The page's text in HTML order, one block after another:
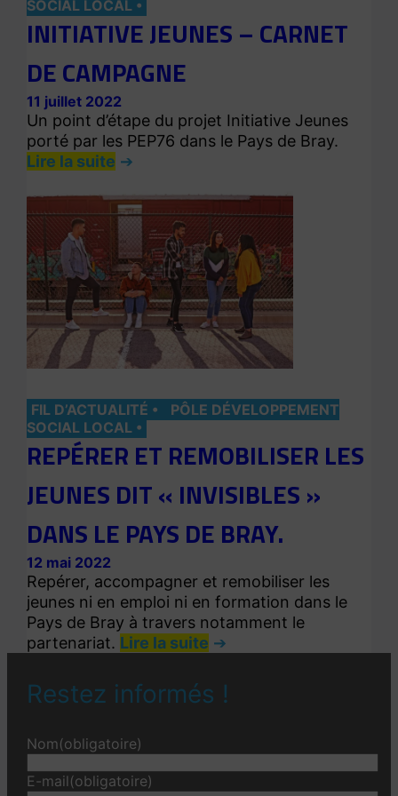
SOCIAL LOCAL
INITIATIVE JEUNES – CARNET
DE CAMPAGNE
11 juillet 2022
Un point d’étape du projet Initiative Jeunes
porté par les PEP76 dans le Pays de Bray.
Lire la suite
FIL D’ACTUALITÉ
PÔLE DÉVELOPPEMENT
SOCIAL LOCAL
REPÉRER ET REMOBILISER LES
JEUNES DIT « INVISIBLES »
DANS LE PAYS DE BRAY.
12 mai 2022
Repérer, accompagner et remobiliser les
jeunes ni en emploi ni en formation dans le
Pays de Bray à travers notamment le
partenariat. Lire la suite
Restez informés !
Nom(obligatoire)
E-mail(obligatoire)